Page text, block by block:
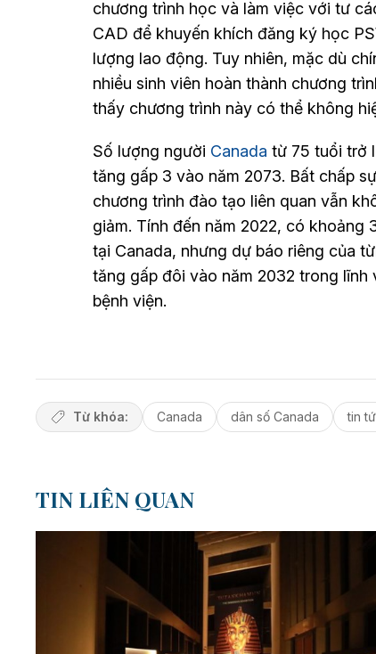
chương trình học và làm việc với tư
CAD để khuyến khích đăng ký học
lượng lao động. Tuy nhiên, mặc dù
nhiều sinh viên hoàn thành chương
thấy chương trình này có thể không
Số lượng người Canada từ 75 tuổi trở
tăng gấp 3 vào năm 2073. Bất chấp
chương trình đào tạo liên quan vẫn
giảm. Tính đến năm 2022, có
tại Canada, nhưng dự báo riêng của
tăng gấp đôi vào năm 2032 trong
bệnh viện.
Từ khóa: Canada dân số Canada tin
TIN LIÊN QUAN